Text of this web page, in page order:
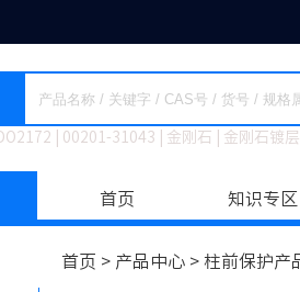
DO2172 00201-31043 金刚石 金刚石镀
首页 知识专区
首页 > 产品中心 > 柱前保护产